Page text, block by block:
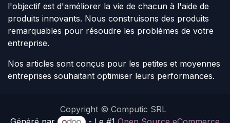
l'objectif est d'améliorer la vie de chacun à l'aide de
produits innovants. Nous construisons des produits
remarquables pour résoudre les problèmes de votre
entreprise.
Nos articles sont conçus pour les petites et moyennes
entreprises souhaitant optimiser leurs performances.
Copyright © Computic SRL